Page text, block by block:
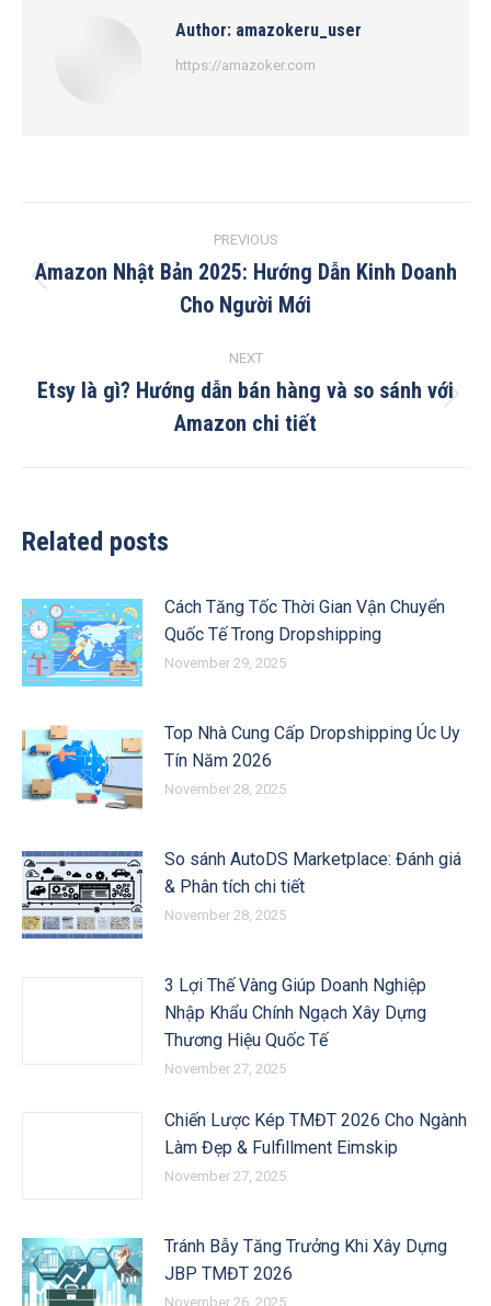
Author: amazokeru_user
https://amazoker.com
navigation
PREVIOUS
Previous
post:
Amazon Nhật Bản 2025: Hướng Dẫn Kinh Doanh
Cho Người Mới
NEXT
post:
Etsy là gì? Hướng dẫn bán hàng và so sánh với
Amazon chi tiết
Related posts
Cách Tăng Tốc Thời Gian Vận Chuyển
Quốc Tế Trong Dropshipping
November 29, 2025
Top Nhà Cung Cấp Dropshipping Úc Uy
Tín Năm 2026
November 28, 2025
So sánh AutoDS Marketplace: Đánh giá
& Phân tích chi tiết
November 28, 2025
3 Lợi Thế Vàng Giúp Doanh Nghiệp
Nhập Khẩu Chính Ngạch Xây Dựng
Thương Hiệu Quốc Tế
November 27, 2025
Chiến Lược Kép TMĐT 2026 Cho Ngành
Làm Đẹp & Fulfillment Eimskip
November 27, 2025
Tránh Bẫy Tăng Trưởng Khi Xây Dựng
JBP TMĐT 2026
November 26, 2025